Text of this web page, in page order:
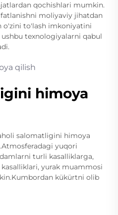
qochishlari mumkin.
moliyaviy jihatdan
o'zini to'lash imkoniyatini
texnologiyalarni qabul
himoya
salomatligini himoya
yuqori
turli kasalliklarga,
yurak muammosi
kükürtni olib